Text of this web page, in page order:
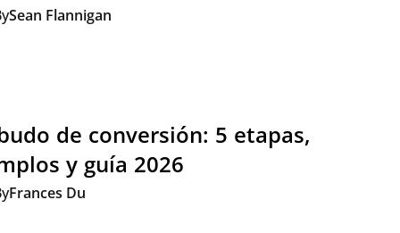
Sean Flannigan
de conversión: 5 etapas,
y guía 2026
Frances Du